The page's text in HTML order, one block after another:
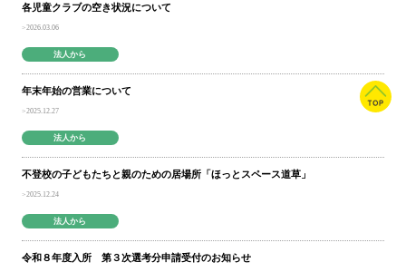
各児童クラブの空き状況について
2026.03.06
法人から
年末年始の営業について
2025.12.27
法人から
不登校の子どもたちと親のための居場所「ほっとスペース道草」
2025.12.24
法人から
令和８年度入所 第３次選考分申請受付のお知らせ